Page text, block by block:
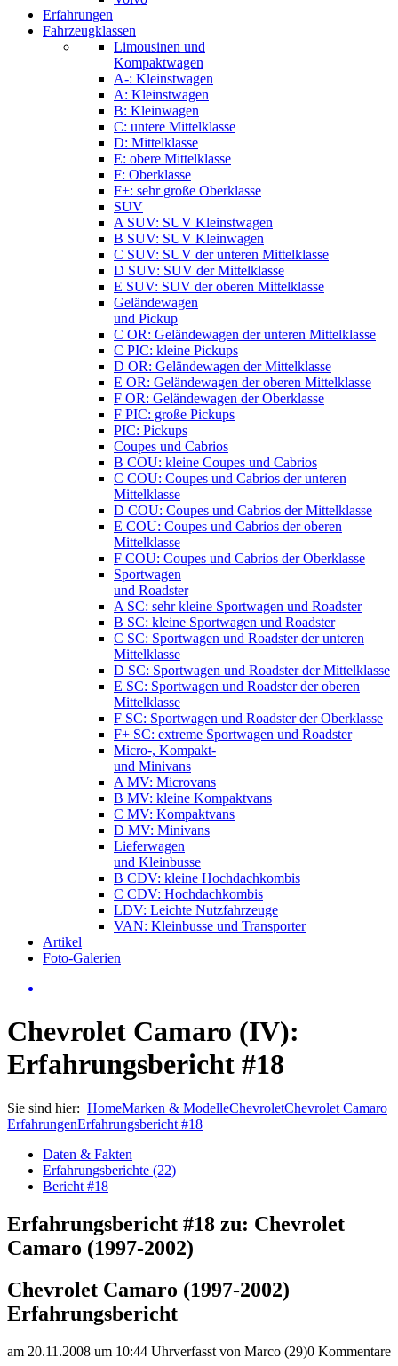
Erfahrungen
Fahrzeugklassen
Limousinen und
Kompaktwagen
A-: Kleinstwagen
A: Kleinstwagen
B: Kleinwagen
C: untere Mittelklasse
D: Mittelklasse
E: obere Mittelklasse
F: Oberklasse
F+: sehr große Oberklasse
SUV
A SUV: SUV Kleinstwagen
B SUV: SUV Kleinwagen
C SUV: SUV der unteren Mittelklasse
D SUV: SUV der Mittelklasse
E SUV: SUV der oberen Mittelklasse
Geländewagen
und Pickup
C OR: Geländewagen der unteren Mittelklasse
C PIC: kleine Pickups
D OR: Geländewagen der Mittelklasse
E OR: Geländewagen der oberen Mittelklasse
F OR: Geländewagen der Oberklasse
F PIC: große Pickups
PIC: Pickups
Coupes und Cabrios
B COU: kleine Coupes und Cabrios
C COU: Coupes und Cabrios der unteren
Mittelklasse
D COU: Coupes und Cabrios der Mittelklasse
E COU: Coupes und Cabrios der oberen
Mittelklasse
F COU: Coupes und Cabrios der Oberklasse
Sportwagen
und Roadster
A SC: sehr kleine Sportwagen und Roadster
B SC: kleine Sportwagen und Roadster
C SC: Sportwagen und Roadster der unteren
Mittelklasse
D SC: Sportwagen und Roadster der Mittelklasse
E SC: Sportwagen und Roadster der oberen
Mittelklasse
F SC: Sportwagen und Roadster der Oberklasse
F+ SC: extreme Sportwagen und Roadster
Micro-, Kompakt-
und Minivans
A MV: Microvans
B MV: kleine Kompaktvans
C MV: Kompaktvans
D MV: Minivans
Lieferwagen
und Kleinbusse
B CDV: kleine Hochdachkombis
C CDV: Hochdachkombis
LDV: Leichte Nutzfahrzeuge
VAN: Kleinbusse und Transporter
Artikel
Foto-Galerien
Chevrolet Camaro (IV):
Erfahrungsbericht #18
Sie sind hier: HomeMarken & ModelleChevroletChevrolet Camaro
ErfahrungenErfahrungsbericht #18
Daten & Fakten
Erfahrungsberichte (22)
Bericht #18
Erfahrungsbericht #18 zu: Chevrolet
Camaro (1997-2002)
Chevrolet Camaro (1997-2002)
Erfahrungsbericht
am 20.11.2008 um 10:44 Uhrverfasst von Marco (29)0 Kommentare